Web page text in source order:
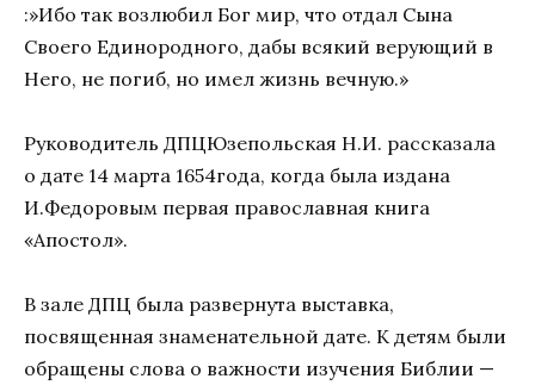
:»Ибо так возлюбил Бог мир, что отдал Сына
Своего Единородного, дабы всякий верующий в
Него, не погиб, но имел жизнь вечную.»
Руководитель ДПЦЮзепольская Н.И. рассказала
о дате 14 марта 1654года, когда была издана
И.Федоровым первая православная книга
«Апостол».
В зале ДПЦ была развернута выставка,
посвященная знаменательной дате. К детям были
обращены слова о важности изучения Библии —